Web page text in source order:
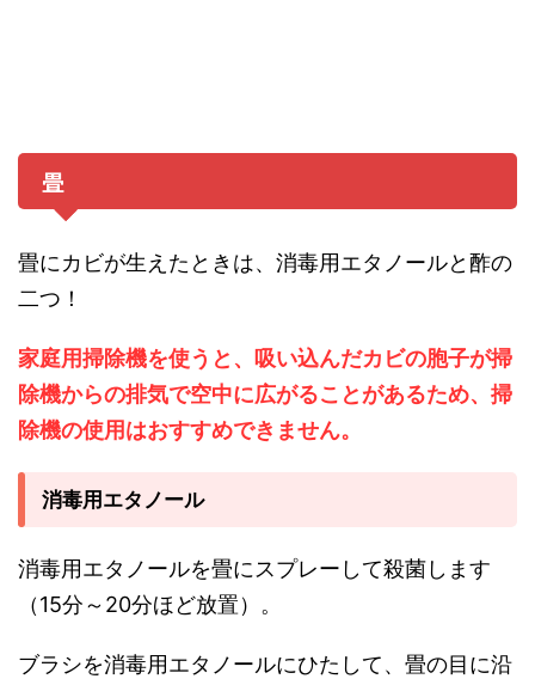
畳
畳にカビが生えたときは、消毒用エタノールと酢の
二つ！
家庭用掃除機を使うと、吸い込んだカビの胞子が掃
除機からの排気で空中に広がることがあるため、掃
除機の使用はおすすめできません。
消毒用エタノール
消毒用エタノールを畳にスプレーして殺菌します
（15分～20分ほど放置）。
ブラシを消毒用エタノールにひたして、畳の目に沿